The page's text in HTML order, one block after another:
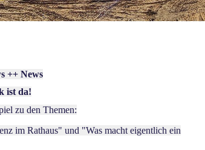
++ News
ist da!
zu den Themen:
im Rathaus" und "Was macht eigentlich ein